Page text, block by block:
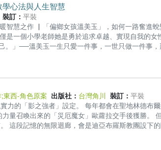
心法與人生智慧
裝訂： 平裝
智慧之作 ▏「偏鄉女孩溫美玉」，如何一路奮進
是一個小學老師她是勇於追求卓越、實現自我的
。」──溫美玉一生只愛一件事，一世只做一件事
家長抵制讓她崩潰痛哭。曾經，她總是以棍子和
與修練，她走出自己的路，讓教育翻轉成真，感
年教學生涯的深刻省思。書中除了偶有提及成功
段讓心智成熟的旅程。與其說這是一趟回顧，不
進，成為無限可能的自己。寫下這本書要讓我的
這本書為讀者帶來療癒與肯定，找到實現自我的
的農家女孩溫美玉，為了逃離升學壓力，也為了掌
寫下起點。像多數初任老師一樣，年輕生澀的溫
找到自己的強項：「故事教學」，為黑暗的初任
的未來放大！」「你不會，是溫老師的錯，因為
;東西-角色原案 出版社： 台灣角川 裝訂： 平裝
力的「影之強者」設定。 每年都會在聖地林德布
量召喚出來的「災厄魔女」歐蘿拉交手後獲勝。
這段記憶的無限迴廊，會是迪亞布羅斯教團設下
CORPORATION ★2022年動畫化決定!! ★「成為
如往常的異世界異聞奇譚，眾所矚目的第五集!!